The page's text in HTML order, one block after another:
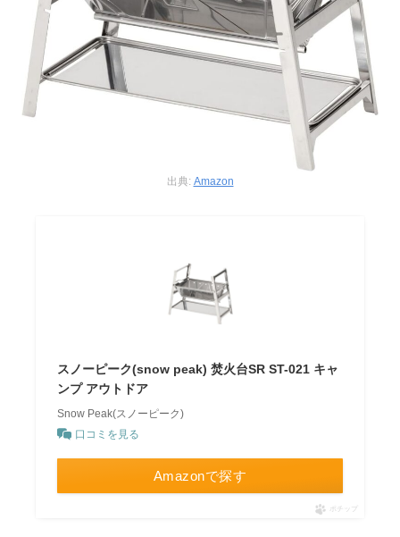
出典: Amazon
スノーピーク(snow peak) 焚火台SR ST-021 キャ
ンプ アウトドア
Snow Peak(スノーピーク)
口コミを見る
Amazonで探す
ポチップ